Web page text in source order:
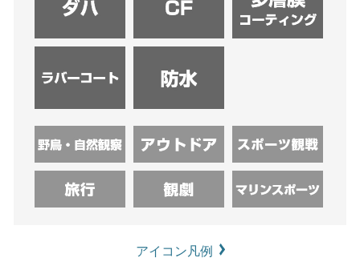
アイコン凡例